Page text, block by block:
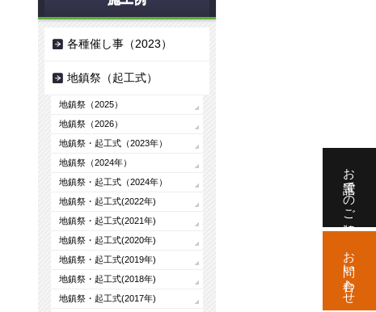
各種催し事（2023）
地鎮祭（起工式）
地鎮祭（2025）
地鎮祭（2026）
地鎮祭・起工式（2023年）
地鎮祭（2024年）
地鎮祭・起工式（2024年）
地鎮祭・起工式(2022年)
地鎮祭・起工式(2021年)
地鎮祭・起工式(2020年)
地鎮祭・起工式(2019年)
地鎮祭・起工式(2018年)
地鎮祭・起工式(2017年)
お電話でのご相談
お問い合わせ